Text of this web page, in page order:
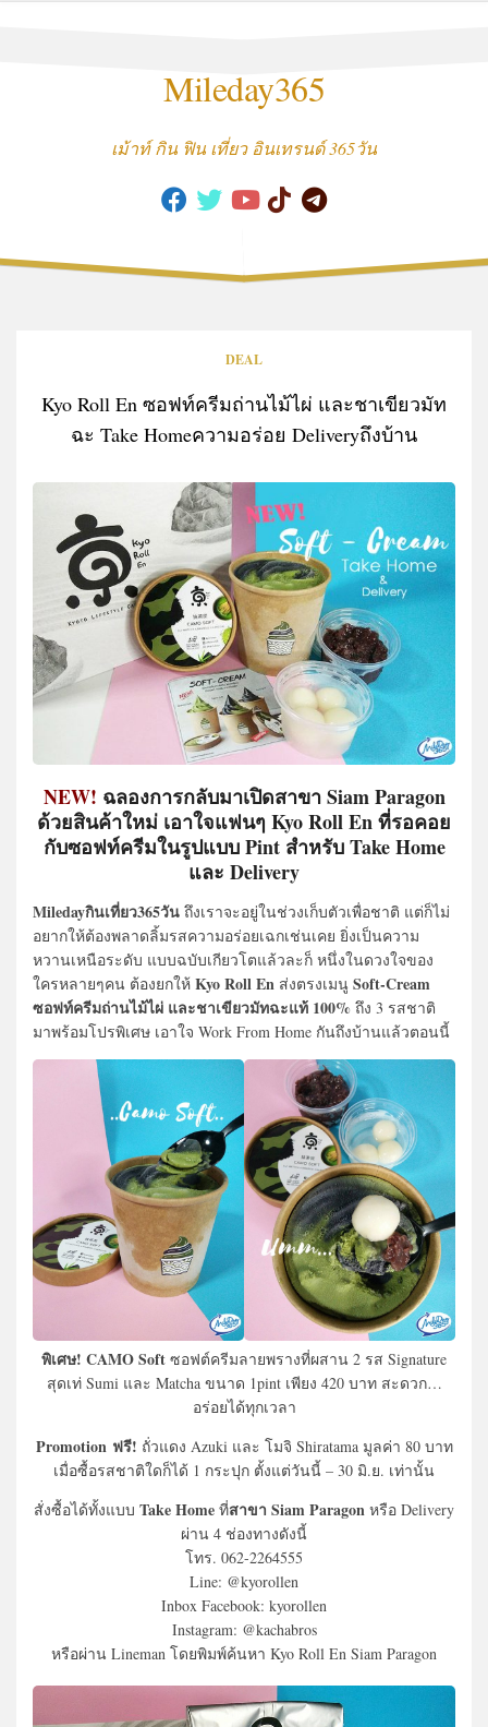
Mileday365
เม้าท์ กิน ฟิน เที่ยว อินเทรนด์ 365วัน
DEAL
Kyo Roll En ซอฟท์ครีมถ่านไม้ไผ่ และชาเขียวมัท
ฉะ Take Homeความอร่อย Deliveryถึงบ้าน
NEW! ฉลองการกลับมาเปิดสาขา Siam Paragon​
ด้วยสินค้าใหม่ เอาใจแฟนๆ Kyo Roll En ที่รอคอย
กับซอฟท์ครีมในรูปแบบ Pint สำหรับ Take Home
และ Delivery
Miledayกินเที่ยว365วัน ถึงเราจะอยู่ในช่วงเก็บตัวเพื่อชาติ แต่ก็ไม่
อยากให้ต้องพลาดลิ้มรสความอร่อยเฉกเช่นเคย ยิ่งเป็นความ
หวานเหนือระดับ แบบฉบับเกียวโตแล้วละก็ หนึ่งในดวงใจของ
ใครหลายๆคน ต้องยกให้ Kyo Roll En ส่งตรงเมนู Soft-Cream
ซอฟท์ครีมถ่านไม้ไผ่ และชาเขียวมัทฉะแท้ 100% ถึง 3 รสชาติ
มาพร้อมโปรพิเศษ เอาใจ Work From Home กันถึงบ้านแล้วตอนนี้
พิเศษ! CAMO Soft ซอฟต์ครีมลายพรางที่ผสาน 2 รส​ Signature​
สุดเท่ Sumi และ Matcha ขนาด 1pint เพียง 420 บาท สะดวก…
อร่อยได้ทุกเวลา
Promotion ฟรี! ถั่วแดง Azuki และ โมจิ Shiratama มูลค่า 80 บาท
เมื่อซื้อรสชาติใดก็ได้ 1 กระปุก ตั้งแต่วันนี้ – 30 มิ.ย. เท่านั้น
สั่งซื้อได้ทั้งแบบ Take Home ที่สาขา Siam Paragon​ หรือ Delivery​
ผ่าน 4 ช่องทางดังนี้
โทร. 062-2264555
Line: @kyorollen
Inbox Facebook: kyorollen
Instagram: @kachabros
หรือผ่าน Lineman โดยพิมพ์ค้นหา Kyo Roll En Siam Paragon